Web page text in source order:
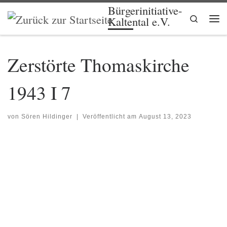
Zum Inhalt springen Bürgerinitiative-
Kaltental e.V.
Search
Zerstörte Thomaskirche
1943 I 7
von Sören Hildinger Veröffentlicht am August 13, 2023